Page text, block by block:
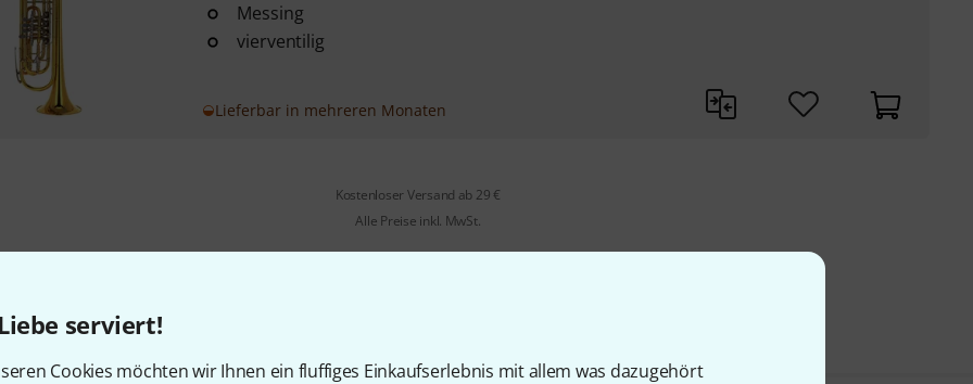
serviert!
Cookies möchten wir Ihnen ein fluffiges Einkaufserlebnis mit allem was dazugehört
Messing
vierventilig
Lieferbar in mehreren Monaten
Kostenloser Versand ab 29 €
Alle Preise inkl. MwSt.